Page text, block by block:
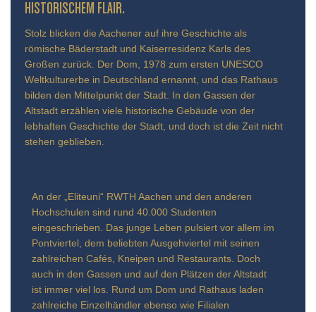
TORISCHEM FLAIR.
Stolz blicken die Aachener auf ihre Geschichte als
römische Bäderstadt und Kaiserresidenz Karls des
Großen zurück. Der Dom, 1978 zum ersten UNESCO
Weltkulturerbe in Deutschland ernannt, und das Rathaus
bilden den Mittelpunkt der Stadt. In den Gassen der
Altstadt erzählen viele historische Gebäude von der
lebhaften Geschichte der Stadt, und doch ist die Zeit nicht
stehen geblieben.
An der „Eliteuni“ RWTH Aachen und den anderen
Hochschulen sind rund 40.000 Studenten
eingeschrieben. Das junge Leben pulsiert vor allem im
Pontviertel, dem beliebten Ausgehviertel mit seinen
zahlreichen Cafés, Kneipen und Restaurants. Doch
auch in den Gassen und auf den Plätzen der Altstadt
ist immer viel los. Rund um Dom und Rathaus laden
zahlreiche Einzelhändler ebenso wie Filialen